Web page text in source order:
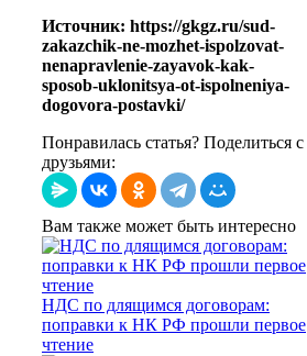
Источник: https://gkgz.ru/sud-
zakazchik-ne-mozhet-ispolzovat-
nenapravlenie-zayavok-kak-
sposob-uklonitsya-ot-ispolneniya-
dogovora-postavki/
Понравилась статья? Поделиться с
друзьями:
Вам также может быть интересно
НДС по длящимся договорам:
поправки к НК РФ прошли первое
чтение